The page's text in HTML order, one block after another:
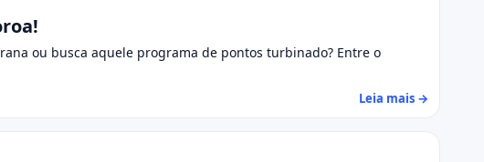
ou busca aquele programa de pontos turbinado? Entre o
Leia mais →